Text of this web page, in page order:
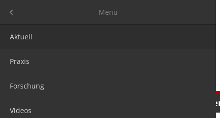
Menü
Aktuell
Praxis
Forschung
Videos